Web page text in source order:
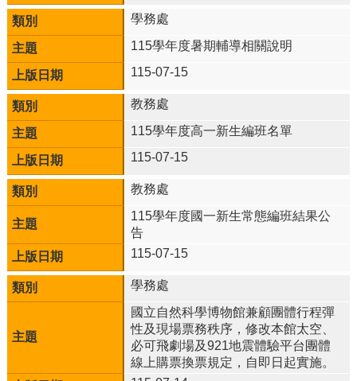
雲
林
縣
政
府
教
育
處
意
見
反
應
認
識
本
校
園
學務處
115學年度暑期輔導相關說明
115-07-15
教務處
115學年度高一新生編班名單
115-07-15
教務處
115學年度國一新生常態編班結果公
告
115-07-15
學務處
國立自然科學博物館兼顧團體行程彈
性及現場票務秩序，修改本館太空、
必可飛劇場及921地震體驗平台團體
線上購票換票規定，自即日起實施。